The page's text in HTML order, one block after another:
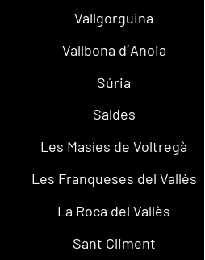
Vallgorguina
Vallbona d´Anoia
Súria
Saldes
Les Masíes de Voltregà
Les Franqueses del Vallès
La Roca del Vallès
Sant Climent